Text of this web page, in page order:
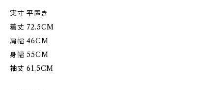
実寸 平置き
着丈 72.5CM
肩幅 46CM
身幅 55CM
袖丈 61.5CM